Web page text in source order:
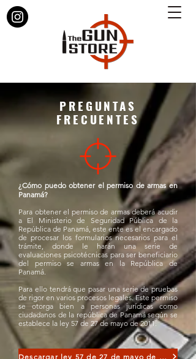
PREGUNTAS
FRECUENTES
¿Cómo puedo obtener el permiso de armas en
Panamá?
Para obtener el permiso de armas deberá acudir
a El Ministerio de Seguridad Pública de la
República de Panamá, este ente es el encargado
de procesar los formularios necesarios para el
trámite, donde le harán una serie de
evaluaciones psicotécnicas para ser beneficiario
del permiso se armas en la República de
Panamá.
Para ello tendrá que pasar una serie de pruebas
de rigor en varios procesos legales. Este permiso
se otorga bien a personas jurídicas como
ciudadanos de la república de Panamá según se
establece la ley 57 de 27 de mayo de 2011.
Descargar ley 57 de 27 de mayo de 2011